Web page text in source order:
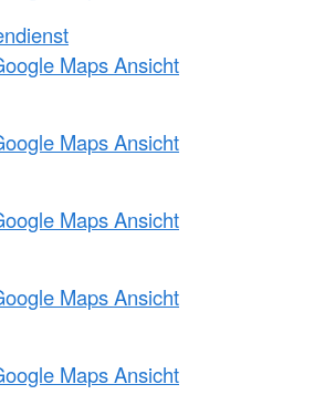
Maps Ansicht
Maps Ansicht
Maps Ansicht
Maps Ansicht
Maps Ansicht